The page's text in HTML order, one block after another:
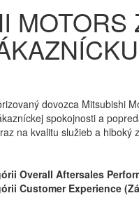
dovozca Mitsubishi
spokojnosti a
na kvalitu služieb a hlboký
Overall Aftersales
Customer Experience